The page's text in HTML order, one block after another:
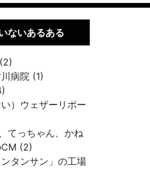
ないあるある
病院 (1)
い）ウェザーリポー
てっちゃん、かね
(2)
ンタンサン」の工場